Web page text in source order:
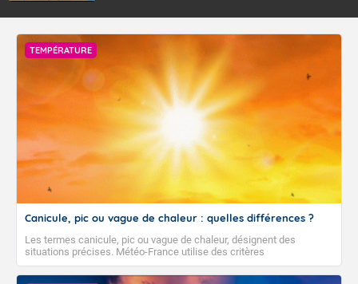
TEMPÉRATURE
Canicule, pic ou vague de chaleur : quelles différences ?
Les termes canicule, pic ou vague de chaleur, désignent des
situations précises. Météo-France utilise des critères
climatologiques pour évaluer et qualifier les épisodes de chaleur qui
peuvent avoir des impacts sanitaires et socio-économiques